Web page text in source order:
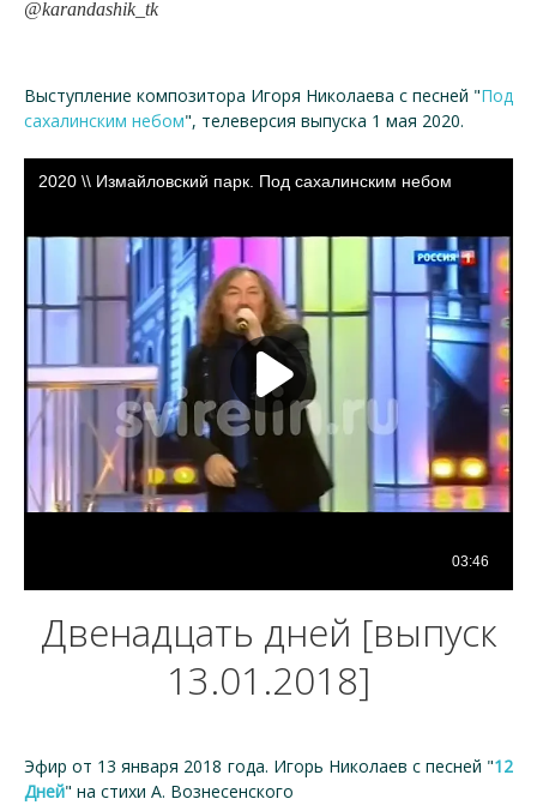
@karandashik_tk
Выступление композитора Игоря Николаева с песней "Под
сахалинским небом", телеверсия выпуска 1 мая 2020.
Двенадцать дней [выпуск
13.01.2018]
Эфир от 13 января 2018 года. Игорь Николаев с песней "12
Дней" на стихи А. Вознесенского